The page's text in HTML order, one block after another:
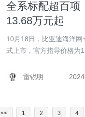
全系标配超百项
13.68万元起
10月18日，比亚迪海洋
式上市，官方指导价格为
雷锐明
<< 1 2 3 4